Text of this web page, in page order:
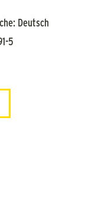
Deutsch
5